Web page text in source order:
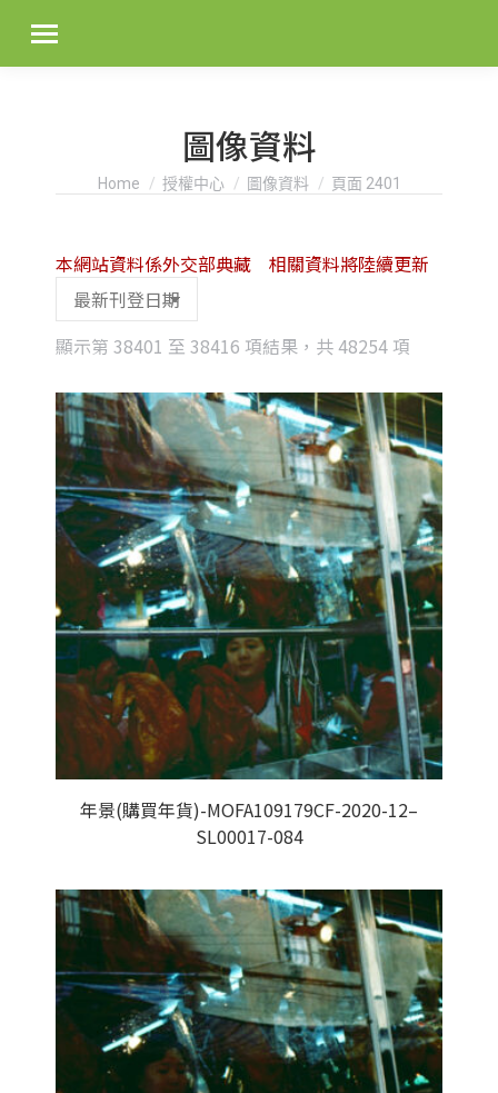
圖像資料
You are here:
Home 授權中心 圖像資料 頁面 2401
顯示第 38401 至 38416 項結果，共 48254 項
latest
本網站資料係外交部典藏 相關資料將陸續更新
年景(購買年貨)-MOFA109179CF-2020-12–
SL00017-084